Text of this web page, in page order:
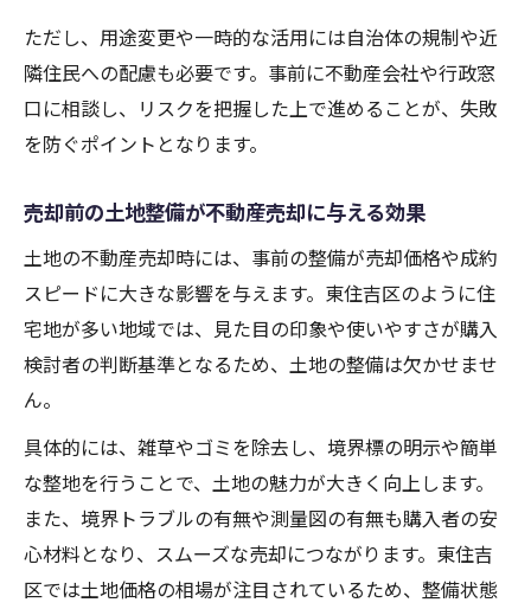
ただし、用途変更や一時的な活用には自治体の規制や近
隣住民への配慮も必要です。事前に不動産会社や行政窓
口に相談し、リスクを把握した上で進めることが、失敗
を防ぐポイントとなります。
売却前の土地整備が不動産売却に与える効果
土地の不動産売却時には、事前の整備が売却価格や成約
スピードに大きな影響を与えます。東住吉区のように住
宅地が多い地域では、見た目の印象や使いやすさが購入
検討者の判断基準となるため、土地の整備は欠かせませ
ん。
具体的には、雑草やゴミを除去し、境界標の明示や簡単
な整地を行うことで、土地の魅力が大きく向上します。
また、境界トラブルの有無や測量図の有無も購入者の安
心材料となり、スムーズな売却につながります。東住吉
区では土地価格の相場が注目されているため、整備状態